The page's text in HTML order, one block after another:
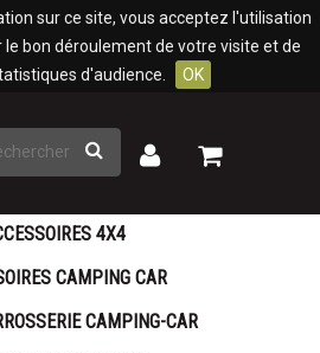
sur ce site, vous acceptez l'utilisation
bon déroulement de votre visite et de
d'audience.
OK
Rechercher
Mon
Mon
4X4
CAMPING CAR
CAMPING-CAR